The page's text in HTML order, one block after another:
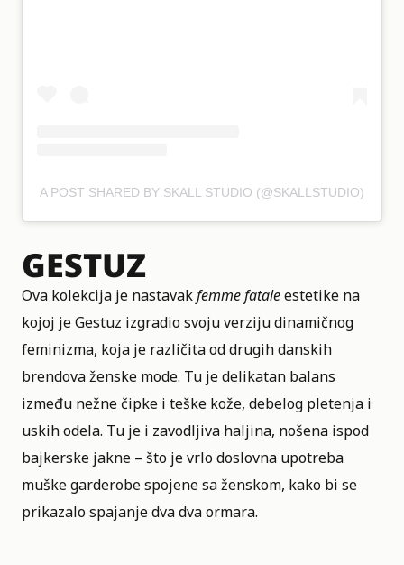
A POST SHARED BY SKALL STUDIO (@SKALLSTUDIO)
GESTUZ
Ova kolekcija je nastavakfemme fataleestetike na
kojoj je Gestuz izgradio svoju verziju dinamičnog
feminizma, koja je različita od drugih danskih
brendova ženske mode. Tu je delikatan balans
između nežne čipke i teške kože, debelog pletenja i
uskih odela. Tu je i zavodljiva haljina, nošena ispod
bajkerske jakne – što je vrlo doslovna upotreba
muške garderobe spojene sa ženskom, kako bi se
prikazalo spajanje dva dva ormara.